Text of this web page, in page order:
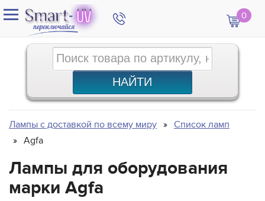
0
Лампы с доставкой по всему миру
Список ламп
Agfa
Лампы для оборудования
марки Agfa